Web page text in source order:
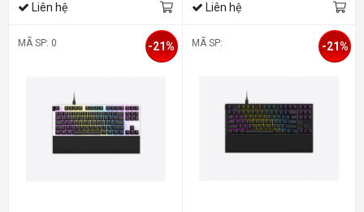
Liên hệ Liên hệ
MÃ SP: 0 -21% MÃ SP: -21%